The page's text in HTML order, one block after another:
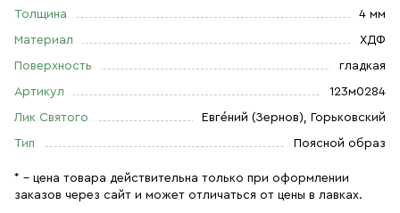
Толщина 4 мм
Материал ХДФ
Поверхность гладкая
Артикул 123м0284
Лик Святого Евге́ний (Зернов), Горьковский
Тип Поясной образ
* – цена товара действительна только при оформлении
заказов через сайт и может отличаться от цены в лавках.